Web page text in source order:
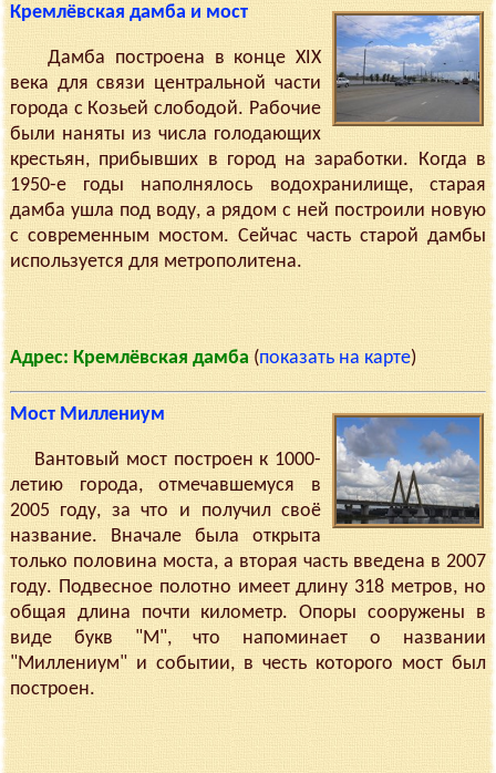
Кремлёвская дамба и мост
Дамба построена в конце XIX
века для связи центральной части
города с Козьей слободой. Рабочие
были наняты из числа голодающих
крестьян, прибывших в город на заработки. Когда в
1950-е годы наполнялось водохранилище, старая
дамба ушла под воду, а рядом с ней построили новую
с современным мостом. Сейчас часть старой дамбы
используется для метрополитена.
Адрес: Кремлёвская дамба (показать на карте)
Мост Миллениум
Вантовый мост построен к 1000-
летию города, отмечавшемуся в
2005 году, за что и получил своё
название. Вначале была открыта
только половина моста, а вторая часть введена в 2007
году. Подвесное полотно имеет длину 318 метров, но
общая длина почти километр. Опоры сооружены в
виде букв "М", что напоминает о названии
"Миллениум" и событии, в честь которого мост был
построен.